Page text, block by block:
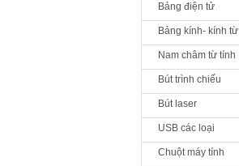
Bảng điện tử
Bảng kính- kính từ
Nam châm từ tính
Bút trình chiếu
Bút laser
USB các loại
Chuột máy tính